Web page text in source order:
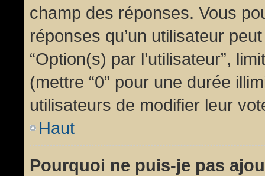
champ des réponses. Vous
réponses qu’un utilisateur
“Option(s) par l’utilisateur”,
(mettre “0” pour une durée
utilisateurs de modifier leur
Haut
Pourquoi ne puis-je pas